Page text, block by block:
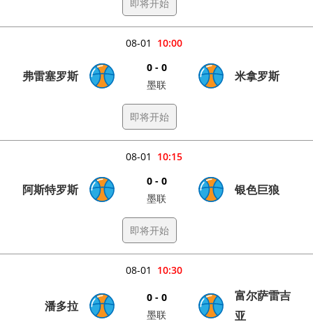
即将开始
10:00
08-01
弗雷塞罗斯
0 - 0
墨联
米拿罗斯
即将开始
10:15
08-01
阿斯特罗斯
0 - 0
墨联
银色巨狼
即将开始
10:30
08-01
潘多拉
0 - 0
墨联
富尔萨雷吉
亚